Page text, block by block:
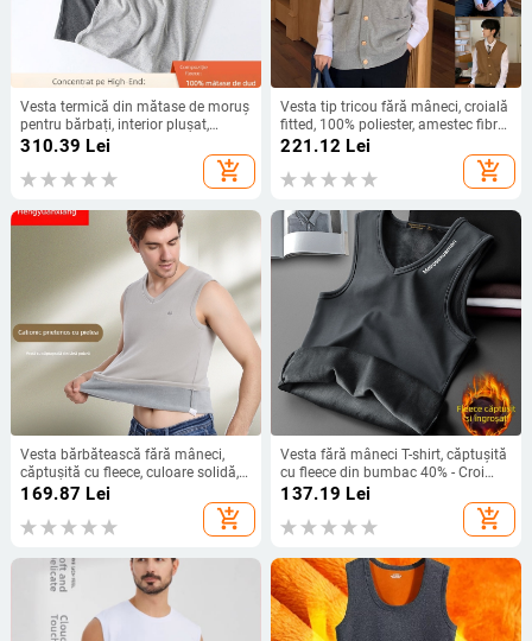
Vesta termică din mătase de moruș
pentru bărbați, interior pluşat,
decolteu în V, toamnă/iarnă, model
310.39 Lei
add_shopping_cart
Vesta tip tricou fără mâneci, croială
fitted, 100% poliester, amestec fibre
chimice, margine dreaptă
221.12 Lei
add_shopping_cart
Vesta bărbătească fără mâneci,
căptușită cu fleece, culoare solidă,
caldă pentru iarnă, toamnă–iarna
169.87 Lei
add_shopping_cart
Vesta fără mâneci T-shirt, căptușită
cu fleece din bumbac 40% - Croi
slim, iarnă, casual
137.19 Lei
add_shopping_cart